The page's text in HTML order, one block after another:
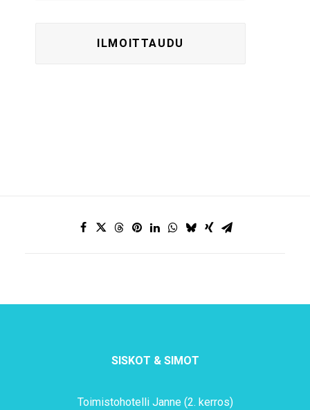
SISKOT & SIMOT
Toimistohotelli Janne (2. kerros)